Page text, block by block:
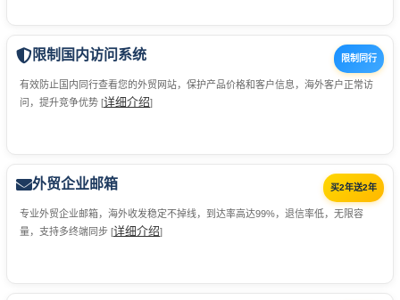
限制同行
限制国内访问系统
有效防止国内同行查看您的外贸网站，保护产品价格和客户信息，海外客户正常访
问，提升竞争优势 [详细介绍]
买2年送2年
外贸企业邮箱
专业外贸企业邮箱，海外收发稳定不掉线，到达率高达99%，退信率低，无限容
量，支持多终端同步 [详细介绍]